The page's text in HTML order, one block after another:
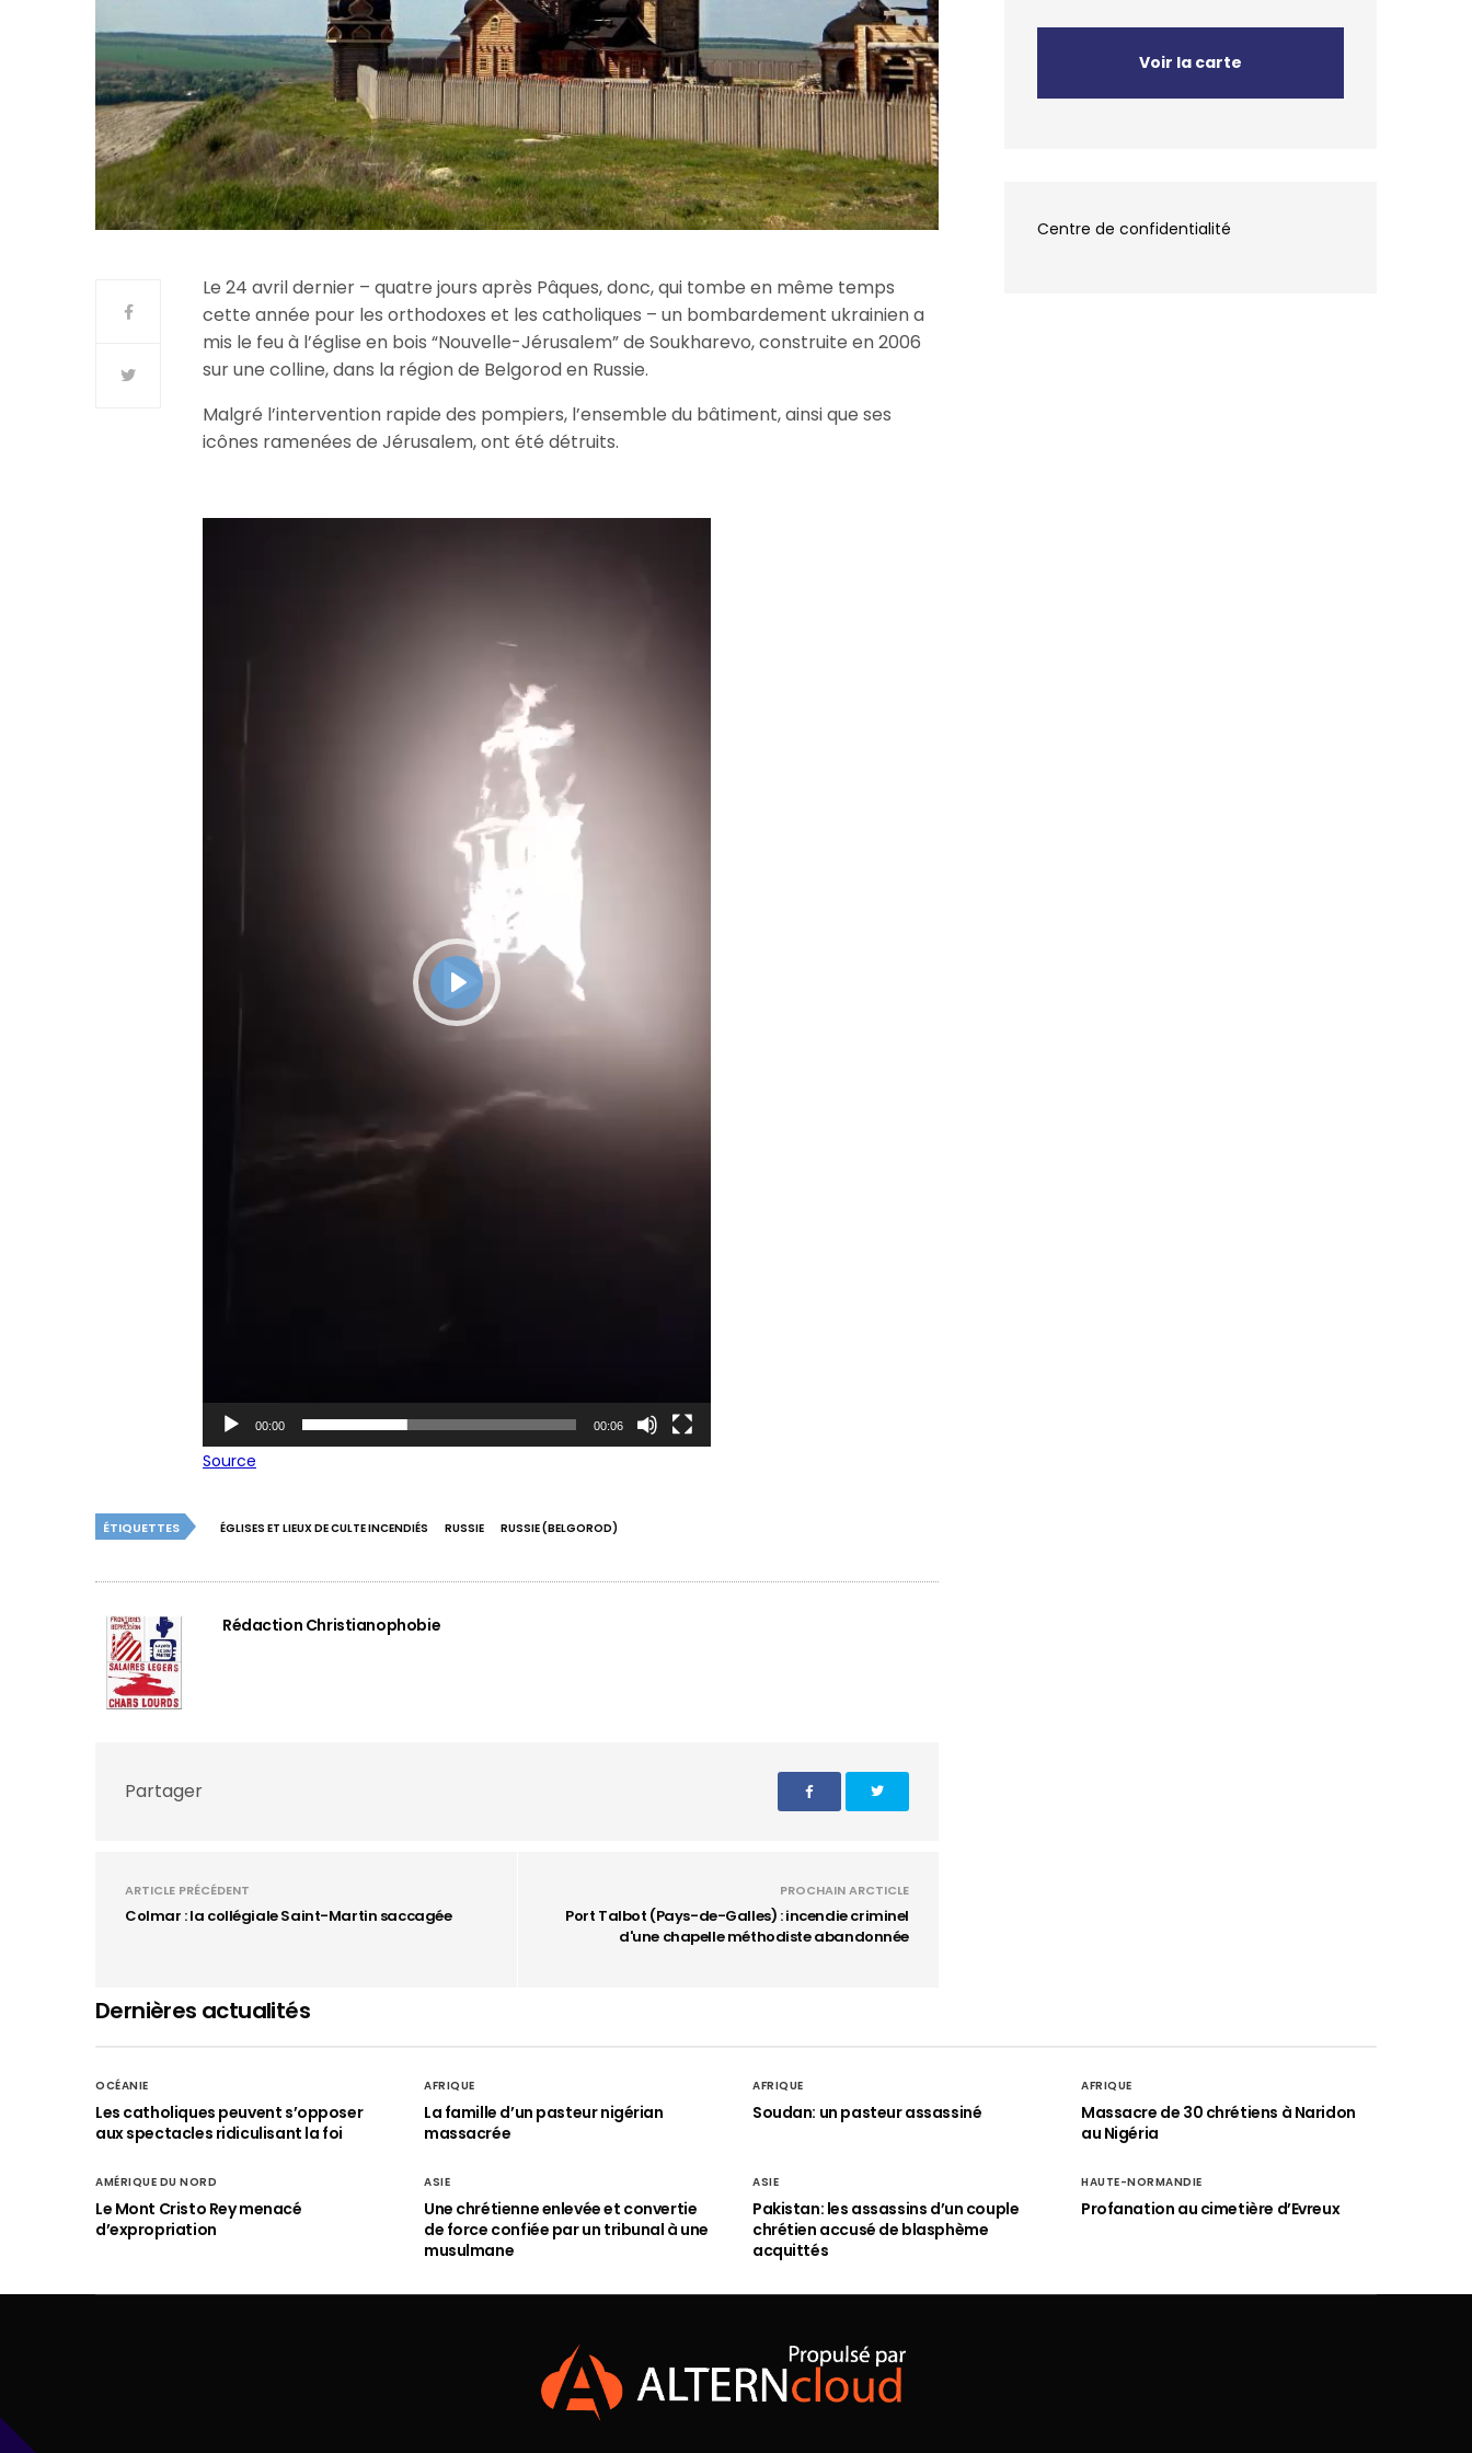
Le 24 avril dernier – quatre jours après Pâques, donc, qui tombe en même temps
cette année pour les orthodoxes et les catholiques – un bombardement ukrainien a
mis le feu à l’église en bois “Nouvelle-Jérusalem” de Soukharevo, construite en 2006
sur une colline, dans la région de Belgorod en Russie.
Malgré l’intervention rapide des pompiers, l’ensemble du bâtiment, ainsi que ses
icônes ramenées de Jérusalem, ont été détruits.
Play
00:06
Mute Settings
PIP Enter
00:00 00:06
Play
Source
ÉTIQUETTES ÉGLISES ET LIEUX DE CULTE INCENDIÉS RUSSIE RUSSIE (BELGOROD)
Rédaction Christianophobie
Partager
ARTICLE PRÉCÉDENT
Colmar : la collégiale Saint-Martin saccagée
PROCHAIN ARCTICLE
Port Talbot (Pays-de-Galles) : incendie criminel
d'une chapelle méthodiste abandonnée
Voir la carte
Centre de confidentialité
Dernières actualités
OCÉANIE
Les catholiques peuvent s’opposer
aux spectacles ridiculisant la foi
AFRIQUE
La famille d’un pasteur nigérian
massacrée
AFRIQUE
Soudan: un pasteur assassiné
AFRIQUE
Massacre de 30 chrétiens à Naridon
au Nigéria
AMÉRIQUE DU NORD
Le Mont Cristo Rey menacé
d’expropriation
ASIE
Une chrétienne enlevée et convertie
de force confiée par un tribunal à une
musulmane
ASIE
Pakistan: les assassins d’un couple
chrétien accusé de blasphème
acquittés
HAUTE-NORMANDIE
Profanation au cimetière d’Evreux